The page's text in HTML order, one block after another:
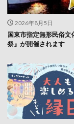
2026年8月5日
国東市指定無形民俗文
祭』が開催されます